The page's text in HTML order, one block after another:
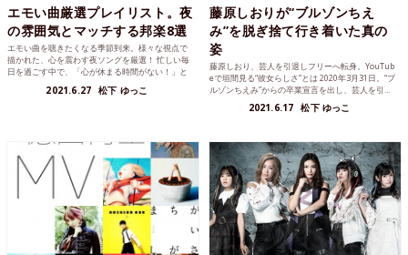
エモい曲厳選プレイリスト。夜
の雰囲気とマッチする邦楽8選
エモい曲を聴きたくなる季節到来。様々な視点で
描かれた、心を震わす夜ソングを厳選！ 忙しい毎
日を過ごす中で、「心が休まる時間がない！」と
2021.6.27 松下 ゆっこ
藤原しおりが“ブルゾンちえ
み”を脱ぎ捨て行き着いた真の
姿
藤原しおり、芸人を引退しフリーへ転身。YouTub
eで垣間見る“彼女らしさ”とは 2020年3月31日。“ブ
ルゾンちえみ”からの卒業宣言を出し、芸人を引...
2021.6.17 松下 ゆっこ